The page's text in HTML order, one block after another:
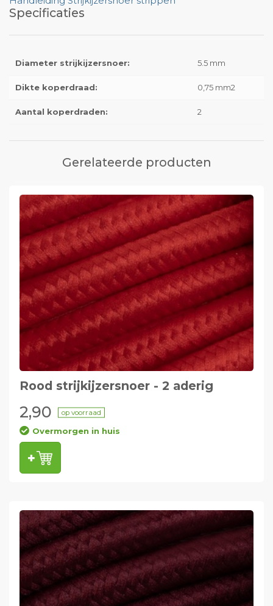
Specificaties
Diameter strijkijzersnoer: 5.5 mm
Dikte koperdraad: 0,75 mm2
Aantal koperdraden: 2
Gerelateerde producten
Rood strijkijzersnoer - 2 aderig
2,90 op voorraad
Overmorgen in huis